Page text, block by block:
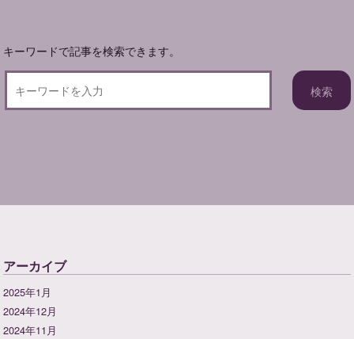
キーワードで記事を検索できます。
アーカイブ
2025年1月
2024年12月
2024年11月